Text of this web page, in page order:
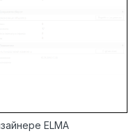
ELMA